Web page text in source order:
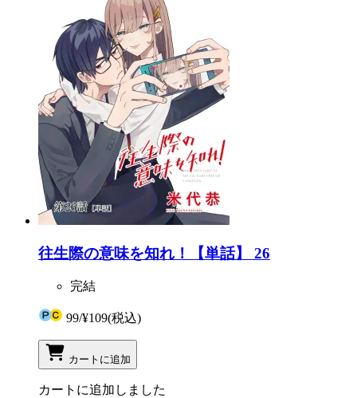
往生際の意味を知れ！【単話】 26
完結
99/¥109(税込)
カートに追加
カートに追加しました